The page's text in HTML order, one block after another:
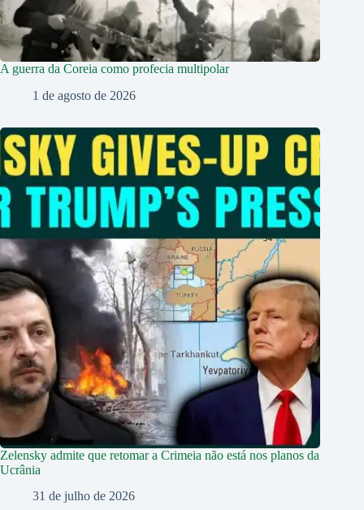
A guerra da Coreia como profecia multipolar
1 de agosto de 2026
Zelensky admite que retomar a Crimeia não está nos planos da
Ucrânia
31 de julho de 2026